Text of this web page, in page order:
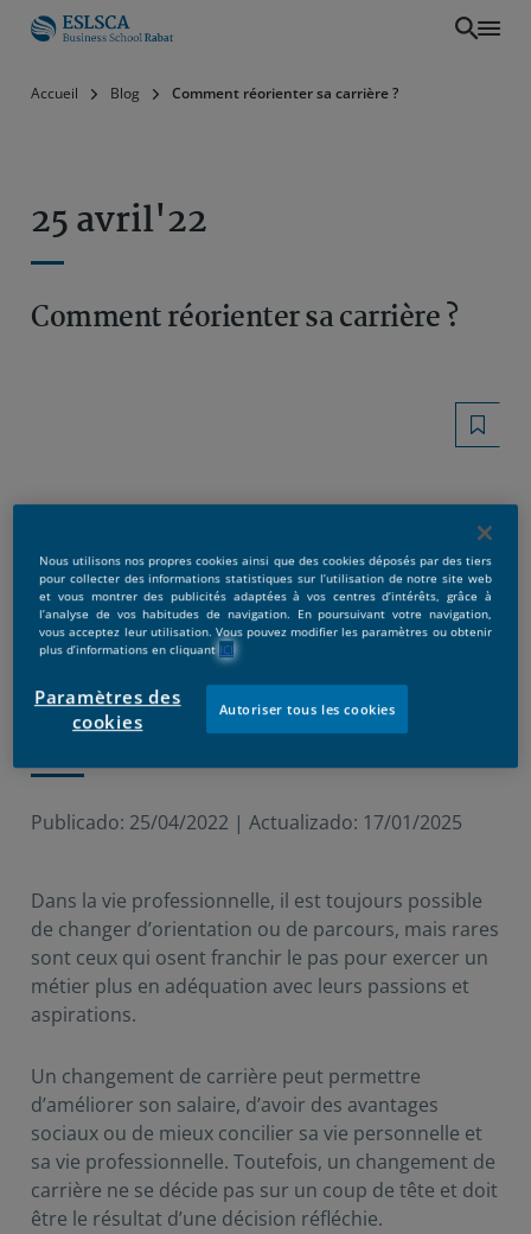
Accueil Blog Comment réorienter sa carrière ?
25 avril'22
Comment réorienter sa carrière ?
Publicado: 25/04/2022 | Actualizado: 17/01/2025
Dans la vie professionnelle, il est toujours possible
de changer d’orientation ou de parcours, mais rares
sont ceux qui osent franchir le pas pour exercer un
métier plus en adéquation avec leurs passions et
aspirations.
Un changement de carrière peut permettre
d’améliorer son salaire, d’avoir des avantages
sociaux ou de mieux concilier sa vie personnelle et
sa vie professionnelle. Toutefois, un changement de
carrière ne se décide pas sur un coup de tête et doit
être le résultat d’une décision réfléchie.
Nous utilisons nos propres cookies ainsi que des cookies déposés par des tiers
pour collecter des informations statistiques sur l’utilisation de notre site web
et vous montrer des publicités adaptées à vos centres d’intérêts, grâce à
l’analyse de vos habitudes de navigation. En poursuivant votre navigation,
vous acceptez leur utilisation. Vous pouvez modifier les paramètres ou obtenir
plus d’informations en cliquantICI
Paramètres des
cookies
Autoriser tous les cookies